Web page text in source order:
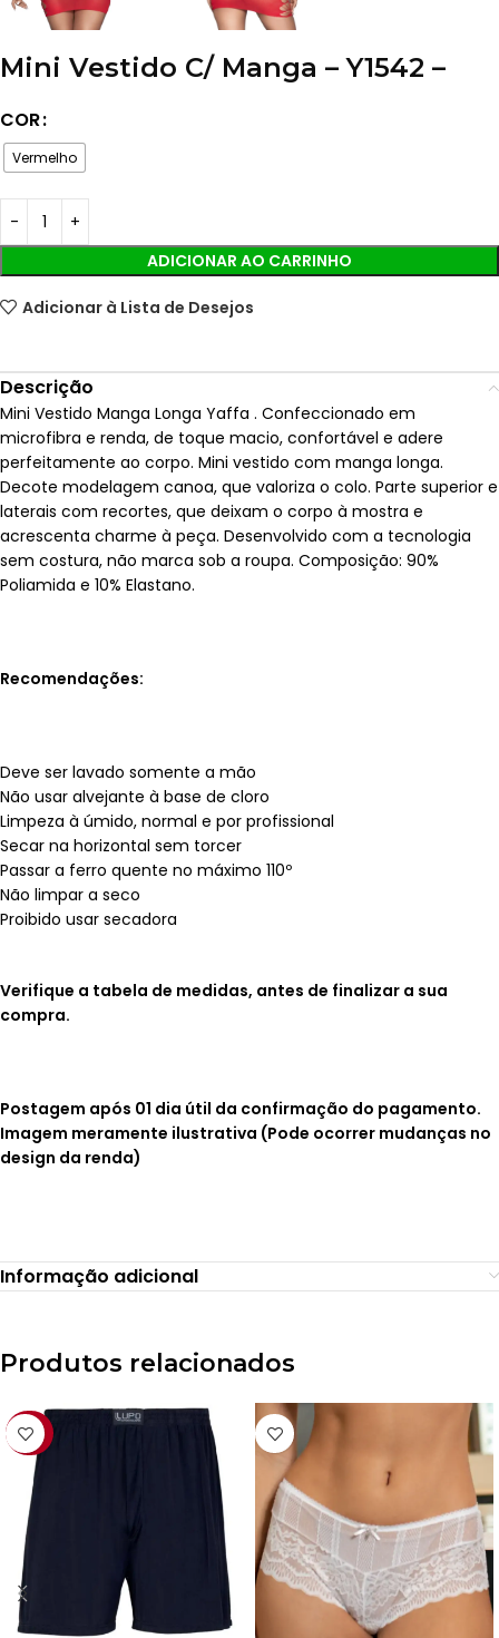
Mini Vestido C/ Manga – Y1542 –
COR
Vermelho
ADICIONAR AO CARRINHO
Adicionar à Lista de Desejos
Descrição
Mini Vestido Manga Longa Yaffa . Confeccionado em
microfibra e renda, de toque macio, confortável e adere
perfeitamente ao corpo. Mini vestido com manga longa.
Decote modelagem canoa, que valoriza o colo. Parte superior e
laterais com recortes, que deixam o corpo à mostra e
acrescenta charme à peça. Desenvolvido com a tecnologia
sem costura, não marca sob a roupa. Composição: 90%
Poliamida e 10% Elastano.
Recomendações:
Deve ser lavado somente a mão
Não usar alvejante à base de cloro
Limpeza à úmido, normal e por profissional
Secar na horizontal sem torcer
Passar a ferro quente no máximo 110º
Não limpar a seco
Proibido usar secadora
Verifique a tabela de medidas, antes de finalizar a sua
compra.
Postagem após 01 dia útil da confirmação do pagamento.
Imagem meramente ilustrativa (Pode ocorrer mudanças no
design da renda)
Informação adicional
Produtos relacionados
-22%